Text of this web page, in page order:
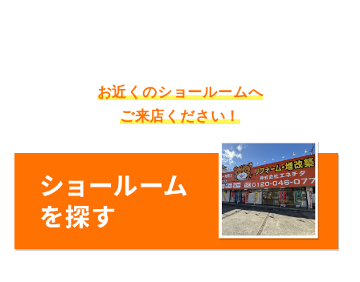
お近くのショールームへ
ご来店ください！